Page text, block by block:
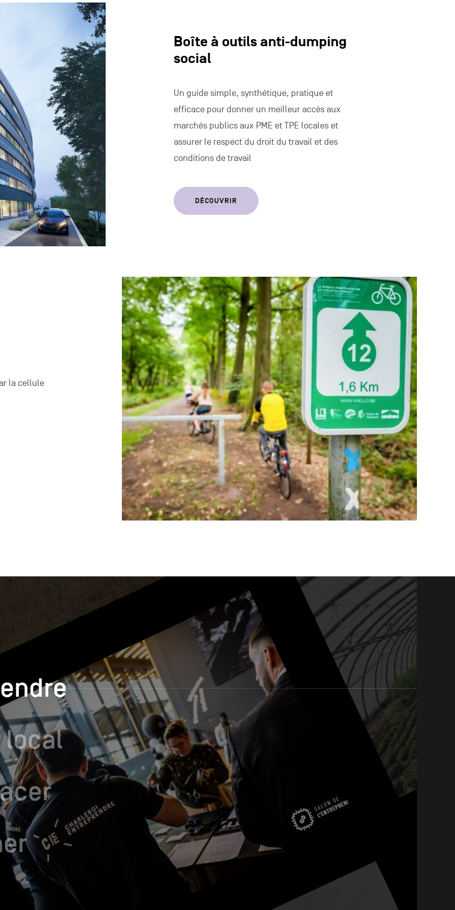
Boîte à outils anti-dumping
social
Un guide simple, synthétique, pratique et
efficace pour donner un meilleur accès aux
marchés publics aux PME et TPE locales et
assurer le respect du droit du travail et des
conditions de travail
DÉCOUVRIR
la cellule
local